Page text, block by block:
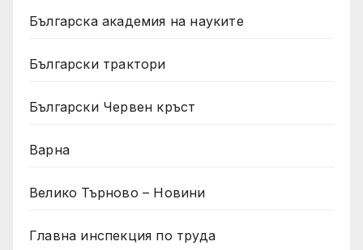
Българска академия на науките
Български трактори
Български Червен кръст
Варна
Велико Търново – Новини
Главна инспекция по труда